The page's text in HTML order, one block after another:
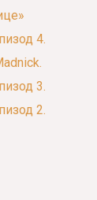
4.
3.
2.